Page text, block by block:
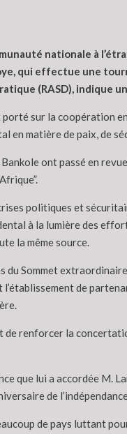
nationale à
qui effectue une
(RASD), indique
sur la
en matière de paix, de
ont passé en
politiques et
à la lumière des
la même source.
Sommet
de
renforcer la
que lui a accordée M.
de l’indépendance
de pays luttant